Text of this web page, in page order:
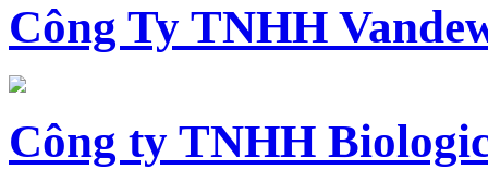
Công Ty TNHH
Công ty TNHH